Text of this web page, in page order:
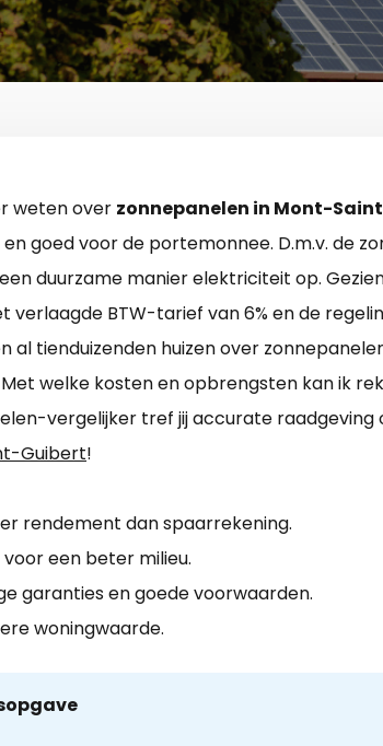
weten over zonnepanelen in Mont-
goed voor de portemonnee. D.m.v. de
duurzame manier elektriciteit op.
verlaagde BTW-tarief van 6% en de
al tienduizenden huizen over
welke kosten en opbrengsten kan ik
vergelijker tref jij accurate raadgeving
Guibert!
rendement dan spaarrekening.
voor een beter milieu.
garanties en goede voorwaarden.
woningwaarde.